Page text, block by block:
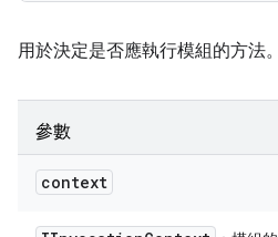
用於決定是否應執行模組的方法。
參數
context